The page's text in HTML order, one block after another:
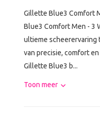
Gillette Blue3 Comfort
Blue3 Comfort Men - 3
ultieme scheerervaring
van precisie, comfort
Gillette Blue3 b...
Toon meer